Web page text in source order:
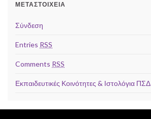
ΜΕΤΑΣΤΟΙΧΕΊΑ
Σύνδεση
Entries RSS
Comments RSS
Εκπαιδευτικές Κοινότητες & Ιστολόγια ΠΣΔ